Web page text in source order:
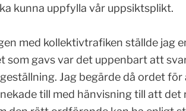
kunna uppfylla vår uppsiktsplikt.
med kollektivtrafiken ställde jag
som gavs var det uppenbart att
Jag begärde då ordet
till med hänvisning till att